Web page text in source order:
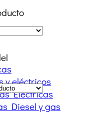
y eléctricos
Eléctricas
Diesel y gas